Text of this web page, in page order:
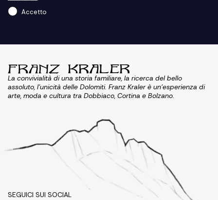
Accetto
La convivialità di una storia familiare, la ricerca del bello
assoluto, l'unicità delle Dolomiti. Franz Kraler è un'esperienza di
arte, moda e cultura tra Dobbiaco, Cortina e Bolzano.
SEGUICI SUI SOCIAL